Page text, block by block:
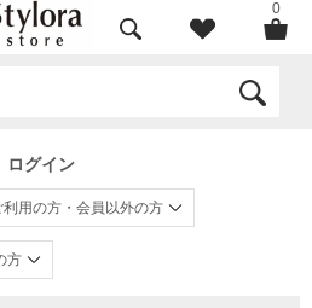
0
ログイン
利用の方・会員以外の方
方